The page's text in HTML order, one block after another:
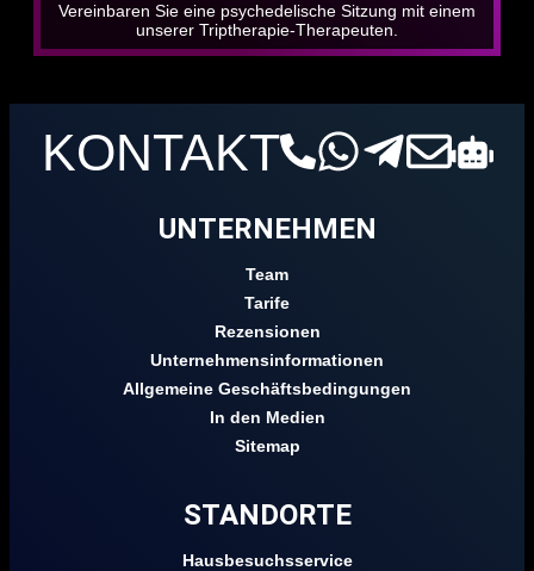
Vereinbaren Sie eine psychedelische Sitzung mit einem
unserer Triptherapie-Therapeuten.
KONTAKT
UNTERNEHMEN
Team
Tarife
Rezensionen
Unternehmensinformationen
Allgemeine Geschäftsbedingungen
In den Medien
Sitemap
STANDORTE
Hausbesuchsservice